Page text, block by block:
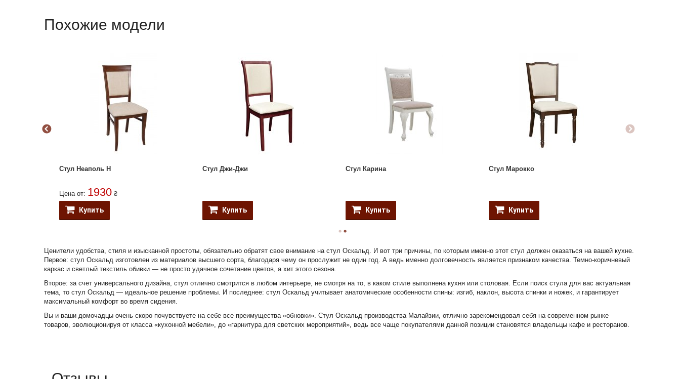
Похожие модели
Стул Неаполь Н
Цена от: 1930 ₴
Купить
Стул Джи-Джи
Купить
Стул Карина
Купить
Стул Марокко
Купить
Ценители удобства, стиля и изысканной простоты, обязательно обратят свое внимание на стул Оскальд. И вот три причины, по которым именно этот стул должен оказаться на вашей кухне.
Первое: стул Оскальд изготовлен из материалов высшего сорта, благодаря чему он прослужит не один год. А ведь именно долговечность является признаком качества. Темно-коричневый
каркас и светлый текстиль обивки — не просто удачное сочетание цветов, а хит этого сезона.
Второе: за счет универсального дизайна, стул отлично смотрится в любом интерьере, не смотря на то, в каком стиле выполнена кухня или столовая. Если поиск стула для вас актуальная
тема, то стул Оскальд — идеальное решение проблемы. И последнее: стул Оскальд учитывает анатомические особенности спины: изгиб, наклон, высота спинки и ножек, и гарантирует
максимальный комфорт во время сидения.
Вы и ваши домочадцы очень скоро почувствуете на себе все преимущества «обновки». Стул Оскальд производства Малайзии, отлично зарекомендовал себя на современном рынке
товаров, эволюционируя от класса «кухонной мебели», до «гарнитура для светских мероприятий», ведь все чаще покупателями данной позиции становятся владельцы кафе и ресторанов.